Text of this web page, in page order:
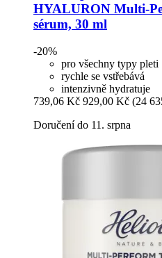
HYALURON Multi-​
sérum, 30 ml
-20%
pro všechny typy pleti
rychle se vstřebává
intenzivně hydratuje
739,06 Kč 929,00 Kč (24
Doručení do 11. srpna